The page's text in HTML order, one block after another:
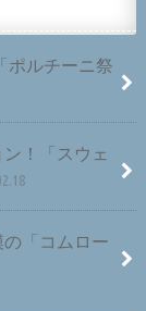
ポルチーニ祭
！「スウェ
「コムロー